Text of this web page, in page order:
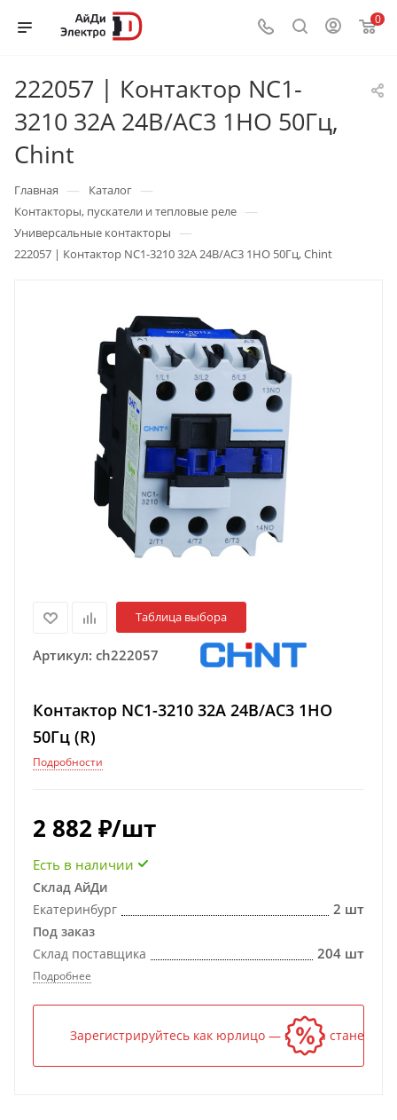
0
222057 | Контактор NC1-
3210 32А 24В/АС3 1НО 50Гц,
Chint
Главная — Каталог —
Контакторы, пускатели и тепловые реле —
Универсальные контакторы —
222057 | Контактор NC1-3210 32А 24В/АС3 1НО 50Гц, Chint
Таблица выбора
Артикул: ch222057
Контактор NC1-3210 32А 24В/АС3 1НО
50Гц (R)
Подробности
2 882 ₽/шт
Есть в наличии
Склад АйДи
Екатеринбург
2 шт
Под заказ
Склад поставщика
204 шт
Подробнее
Зарегистрируйтесь как юрлицо — и цена станет